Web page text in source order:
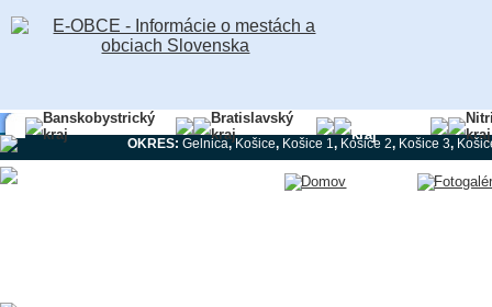
Banskobystrický
kraj
Bratislavský
kraj
kraj
kraj
OKRES:Gelnica,Košice, Košice 1, Košice 2, Košice 3,